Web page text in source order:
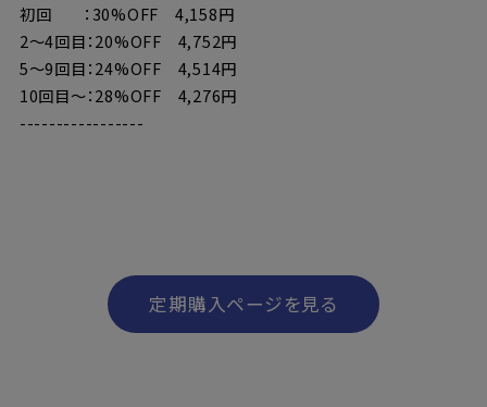
初回 ：30%OFF 4,158円
2〜4回目：20%OFF 4,752円
5〜9回目：24%OFF 4,514円
10回目〜：28%OFF 4,276円
-----------------
定期購入ページを見る